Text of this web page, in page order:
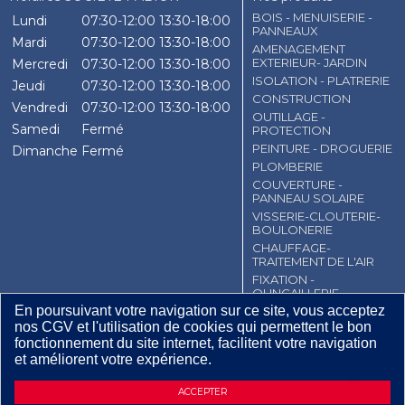
ACCEPTER
En poursuivant votre navigation sur ce site, vous acceptez
nos CGV et l'utilisation de cookies qui permettent le bon
fonctionnement du site internet, facilitent votre navigation
et améliorent votre expérience.
Lundi
07:30-12:00 13:30-18:00
Mardi
07:30-12:00 13:30-18:00
Mercredi
07:30-12:00 13:30-18:00
Jeudi
07:30-12:00 13:30-18:00
Vendredi
07:30-12:00 13:30-18:00
Samedi
Fermé
Dimanche Fermé
BOIS - MENUISERIE -
PANNEAUX
AMENAGEMENT
EXTERIEUR- JARDIN
ISOLATION - PLATRERIE
CONSTRUCTION
OUTILLAGE -
PROTECTION
PEINTURE - DROGUERIE
PLOMBERIE
COUVERTURE -
PANNEAU SOLAIRE
VISSERIE-CLOUTERIE-
BOULONERIE
CHAUFFAGE-
TRAITEMENT DE L'AIR
FIXATION -
QUNCAILLERIE
EMBALLAGE
ELECTRICITE -
ECLAIRAGE
CGV Contact
Mentions légales
Plan du site